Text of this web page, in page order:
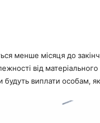
менше місяця до
від
виплати особам,